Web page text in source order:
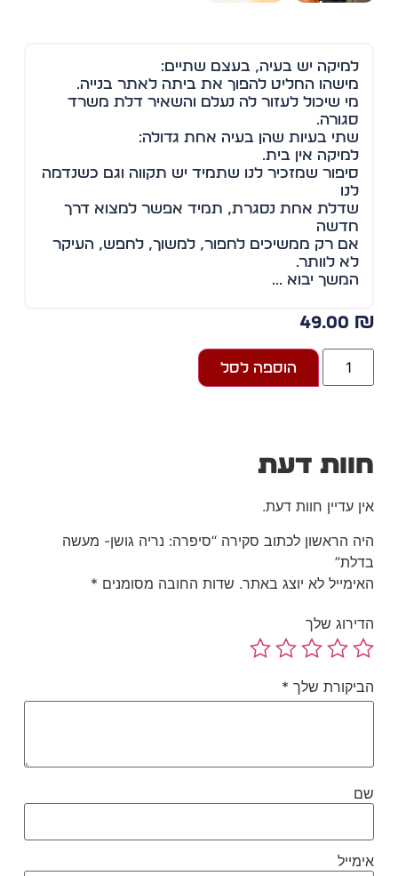
למיקה יש בעיה, בעצם שתיים:
מישהו החליט להפוך את ביתה לאתר בנייה.
מי שיכול לעזור לה נעלם והשאיר דלת משרד
סגורה.
שתי בעיות שהן בעיה אחת גדולה:
למיקה אין בית.
סיפור שמזכיר לנו שתמיד יש תקווה וגם כשנדמה
שדלת אחת נסגרת, תמיד אפשר למצוא דרך
חדשה
אם רק ממשיכים לחפור, למשוך, לחפש, העיקר
לא לוותר.
המשך יבוא …..
49.00
הוספה לסל
דעת
עדיין חוות דעת.
הראשון לכתוב סקירה “סיפרה: נריה גושן- מעשה
לא יוצג באתר. שדות החובה מסומנים*
שלך
שלך *